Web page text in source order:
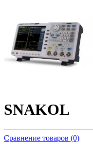
SNAKOL
Сравнение товаров (0)